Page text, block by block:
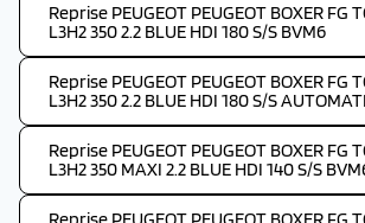
Reprise PEUGEOT PEUGEOT BOXER FG
L3H2 350 2.2 BLUE HDI 180 S/S BVM6
Reprise PEUGEOT PEUGEOT BOXER FG
L3H2 350 2.2 BLUE HDI 180 S/S
Reprise PEUGEOT PEUGEOT BOXER FG
L3H2 350 MAXI 2.2 BLUE HDI 140 S/S